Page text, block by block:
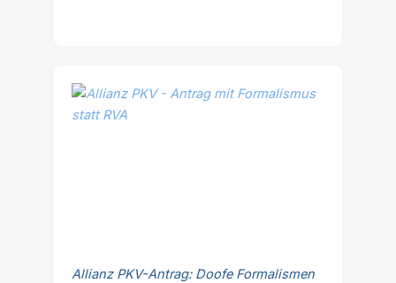
Allianz PKV-Antrag: Doofe Formalismen